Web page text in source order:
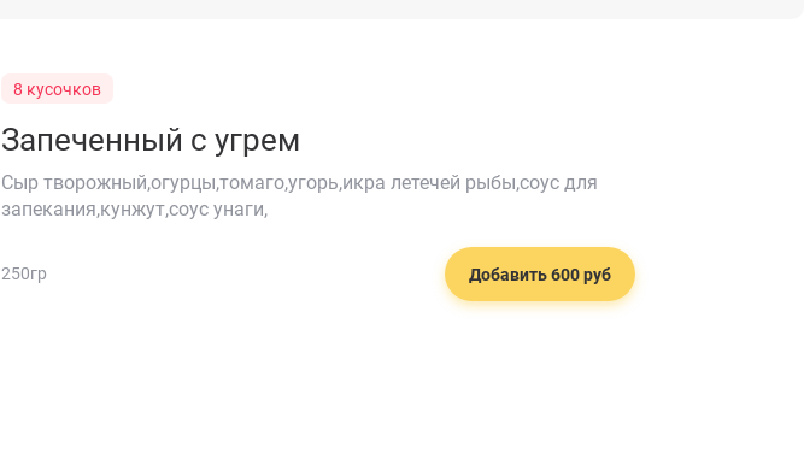
8 кусочков
Запеченный с угрем
Сыр творожный,огурцы,томаго,угорь,икра летечей рыбы,соус для
запекания,кунжут,соус унаги,
250гр Добавить 600 руб